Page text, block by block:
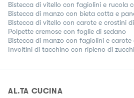
Bistecca di vitello con fagiolini e rucola
Bistecca di manzo con bieta cotta e
Bistecca di vitello con carote e crostini
Polpette cremose con foglie di sedano
Bistecca di manzo con fagiolini e
Involtini di tacchino con ripieno di
AL.TA CUCINA